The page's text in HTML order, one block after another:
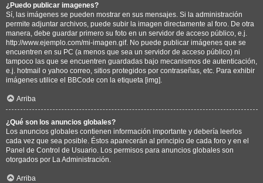
¿Puedo publicar imagenes?
Sí, las imágenes se pueden mostrar en sus mensajes. Si la administración
permite adjuntar archivos, puede subir la imagen directamente al foro. De otra
manera, debe guardar primero su foto en un servidor de acceso público, e.j.
http://www.ejemplo.com/mi-imagen.gif. No puede publicar imágenes que se
encuentren en su PC (a menos que sea un servidor de acceso público) ni
tampoco las que se encuentren guardadas bajo mecanismos de autenticación,
e.j. hotmail o yahoo correo, sitios protegidos por contraseñas, etc. Para exhibir
imágenes utilice el BBCode con la etiqueta [img].
Arriba
¿Qué son los anuncios globales?
Los anuncios globales contienen información importante y debería leerlos
cada vez que sea posible. Éstos aparecerán al principio de cada foro y en el
Panel de Control de Usuario. Los permisos para anuncios globales son
otorgados por La Administración.
Arriba